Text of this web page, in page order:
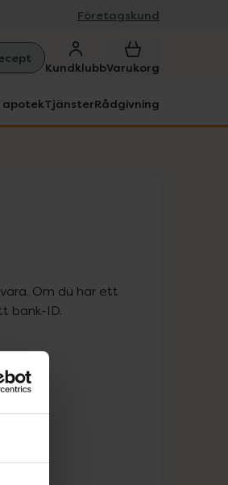
Företagskund
KundklubbVarukorg
TjänsterRådgivning
Om du har ett
bank-ID.